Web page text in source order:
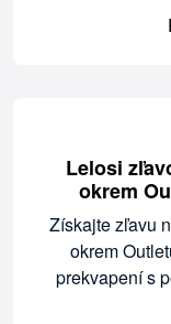
Lelosi
okrem
Získajte zľavu
okrem
prekvapení s